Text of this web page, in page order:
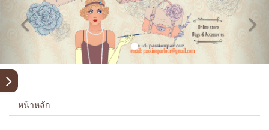
หน้าหลัก